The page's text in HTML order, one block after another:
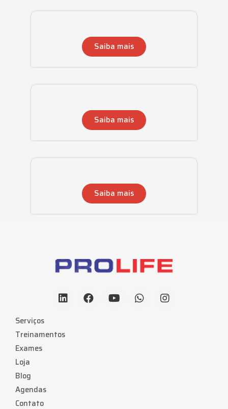
Saiba mais
Saiba mais
Saiba mais
Serviços
Treinamentos
Exames
Loja
Blog
Agendas
Contato